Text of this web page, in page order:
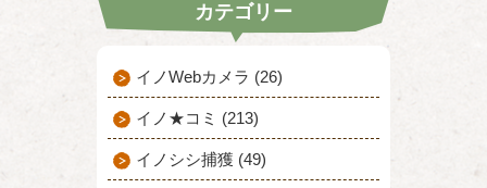
カテゴリー
イノWebカメラ (26)
イノ★コミ (213)
イノシシ捕獲 (49)